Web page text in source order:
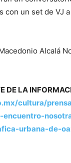
con un set de VJ
Alcalá
DE LA
cultura/
urbana-de-